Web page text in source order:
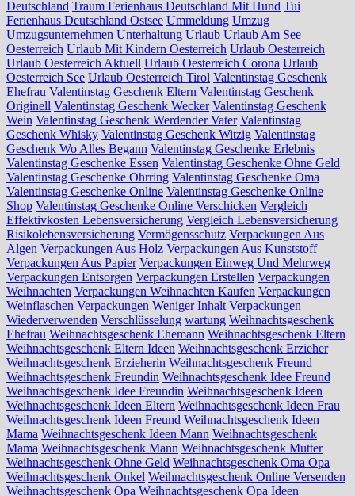
Deutschland Traum Ferienhaus Deutschland Mit Hund Tui
Ferienhaus Deutschland Ostsee Ummeldung Umzug
Umzugsunternehmen Unterhaltung Urlaub Urlaub Am See
Oesterreich Urlaub Mit Kindern Oesterreich Urlaub Oesterreich
Urlaub Oesterreich Aktuell Urlaub Oesterreich Corona Urlaub
Oesterreich See Urlaub Oesterreich Tirol Valentinstag Geschenk
Ehefrau Valentinstag Geschenk Eltern Valentinstag Geschenk
Originell Valentinstag Geschenk Wecker Valentinstag Geschenk
Wein Valentinstag Geschenk Werdender Vater Valentinstag
Geschenk Whisky Valentinstag Geschenk Witzig Valentinstag
Geschenk Wo Alles Begann Valentinstag Geschenke Erlebnis
Valentinstag Geschenke Essen Valentinstag Geschenke Ohne Geld
Valentinstag Geschenke Ohrring Valentinstag Geschenke Oma
Valentinstag Geschenke Online Valentinstag Geschenke Online
Shop Valentinstag Geschenke Online Verschicken Vergleich
Effektivkosten Lebensversicherung Vergleich Lebensversicherung
Risikolebensversicherung Vermögensschutz Verpackungen Aus
Algen Verpackungen Aus Holz Verpackungen Aus Kunststoff
Verpackungen Aus Papier Verpackungen Einweg Und Mehrweg
Verpackungen Entsorgen Verpackungen Erstellen Verpackungen
Weihnachten Verpackungen Weihnachten Kaufen Verpackungen
Weinflaschen Verpackungen Weniger Inhalt Verpackungen
Wiederverwenden Verschlüsselung wartung Weihnachtsgeschenk
Ehefrau Weihnachtsgeschenk Ehemann Weihnachtsgeschenk Eltern
Weihnachtsgeschenk Eltern Ideen Weihnachtsgeschenk Erzieher
Weihnachtsgeschenk Erzieherin Weihnachtsgeschenk Freund
Weihnachtsgeschenk Freundin Weihnachtsgeschenk Idee Freund
Weihnachtsgeschenk Idee Freundin Weihnachtsgeschenk Ideen
Weihnachtsgeschenk Ideen Eltern Weihnachtsgeschenk Ideen Frau
Weihnachtsgeschenk Ideen Freund Weihnachtsgeschenk Ideen
Mama Weihnachtsgeschenk Ideen Mann Weihnachtsgeschenk
Mama Weihnachtsgeschenk Mann Weihnachtsgeschenk Mutter
Weihnachtsgeschenk Ohne Geld Weihnachtsgeschenk Oma Opa
Weihnachtsgeschenk Onkel Weihnachtsgeschenk Online Versenden
Weihnachtsgeschenk Opa Weihnachtsgeschenk Opa Ideen